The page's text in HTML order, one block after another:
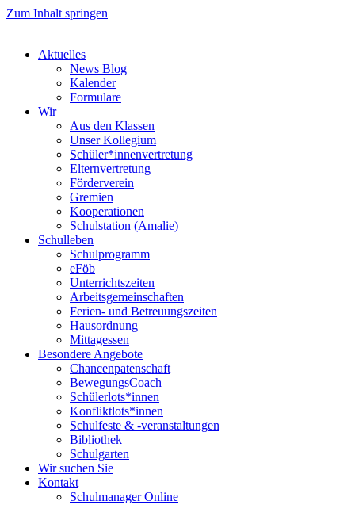
Zum Inhalt springen
Aktuelles
News Blog
Kalender
Formulare
Wir
Aus den Klassen
Unser Kollegium
Schüler*innenvertretung
Elternvertretung
Förderverein
Gremien
Kooperationen
Schulstation (Amalie)
Schulleben
Schulprogramm
eFöb
Unterrichtszeiten
Arbeitsgemeinschaften
Ferien- und Betreuungszeiten
Hausordnung
Mittagessen
Besondere Angebote
Chancenpatenschaft
BewegungsCoach
Schülerlots*innen
Konfliktlots*innen
Schulfeste & -veranstaltungen
Bibliothek
Schulgarten
Wir suchen Sie
Kontakt
Schulmanager Online